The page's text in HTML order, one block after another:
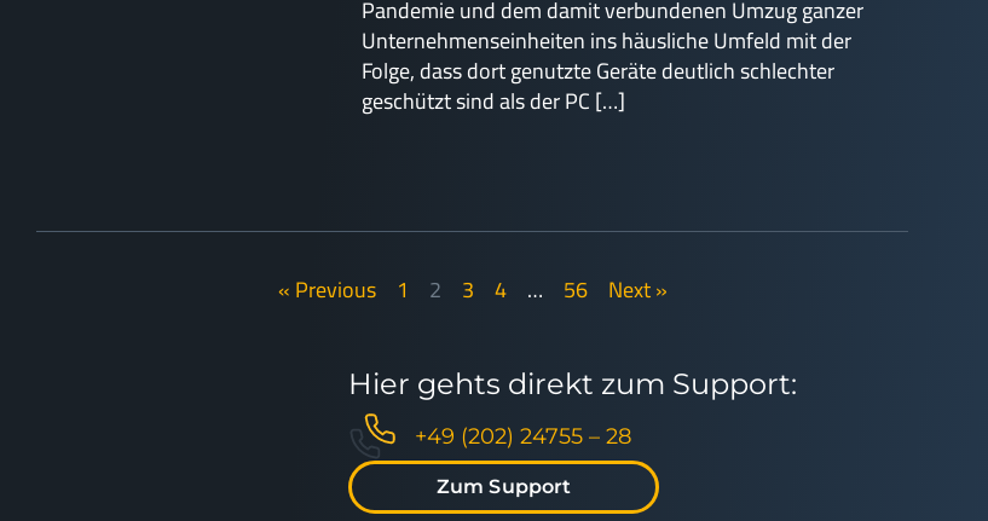
Pandemie und dem damit verbundenen Umzug ganzer
Unternehmenseinheiten ins häusliche Umfeld mit der
Folge, dass dort genutzte Geräte deutlich schlechter
geschützt sind als der PC […]
« Previous 1 2 3 4 … 56 Next »
Hier gehts direkt zum Support:
+49 (202) 24755 – 28
Zum Support